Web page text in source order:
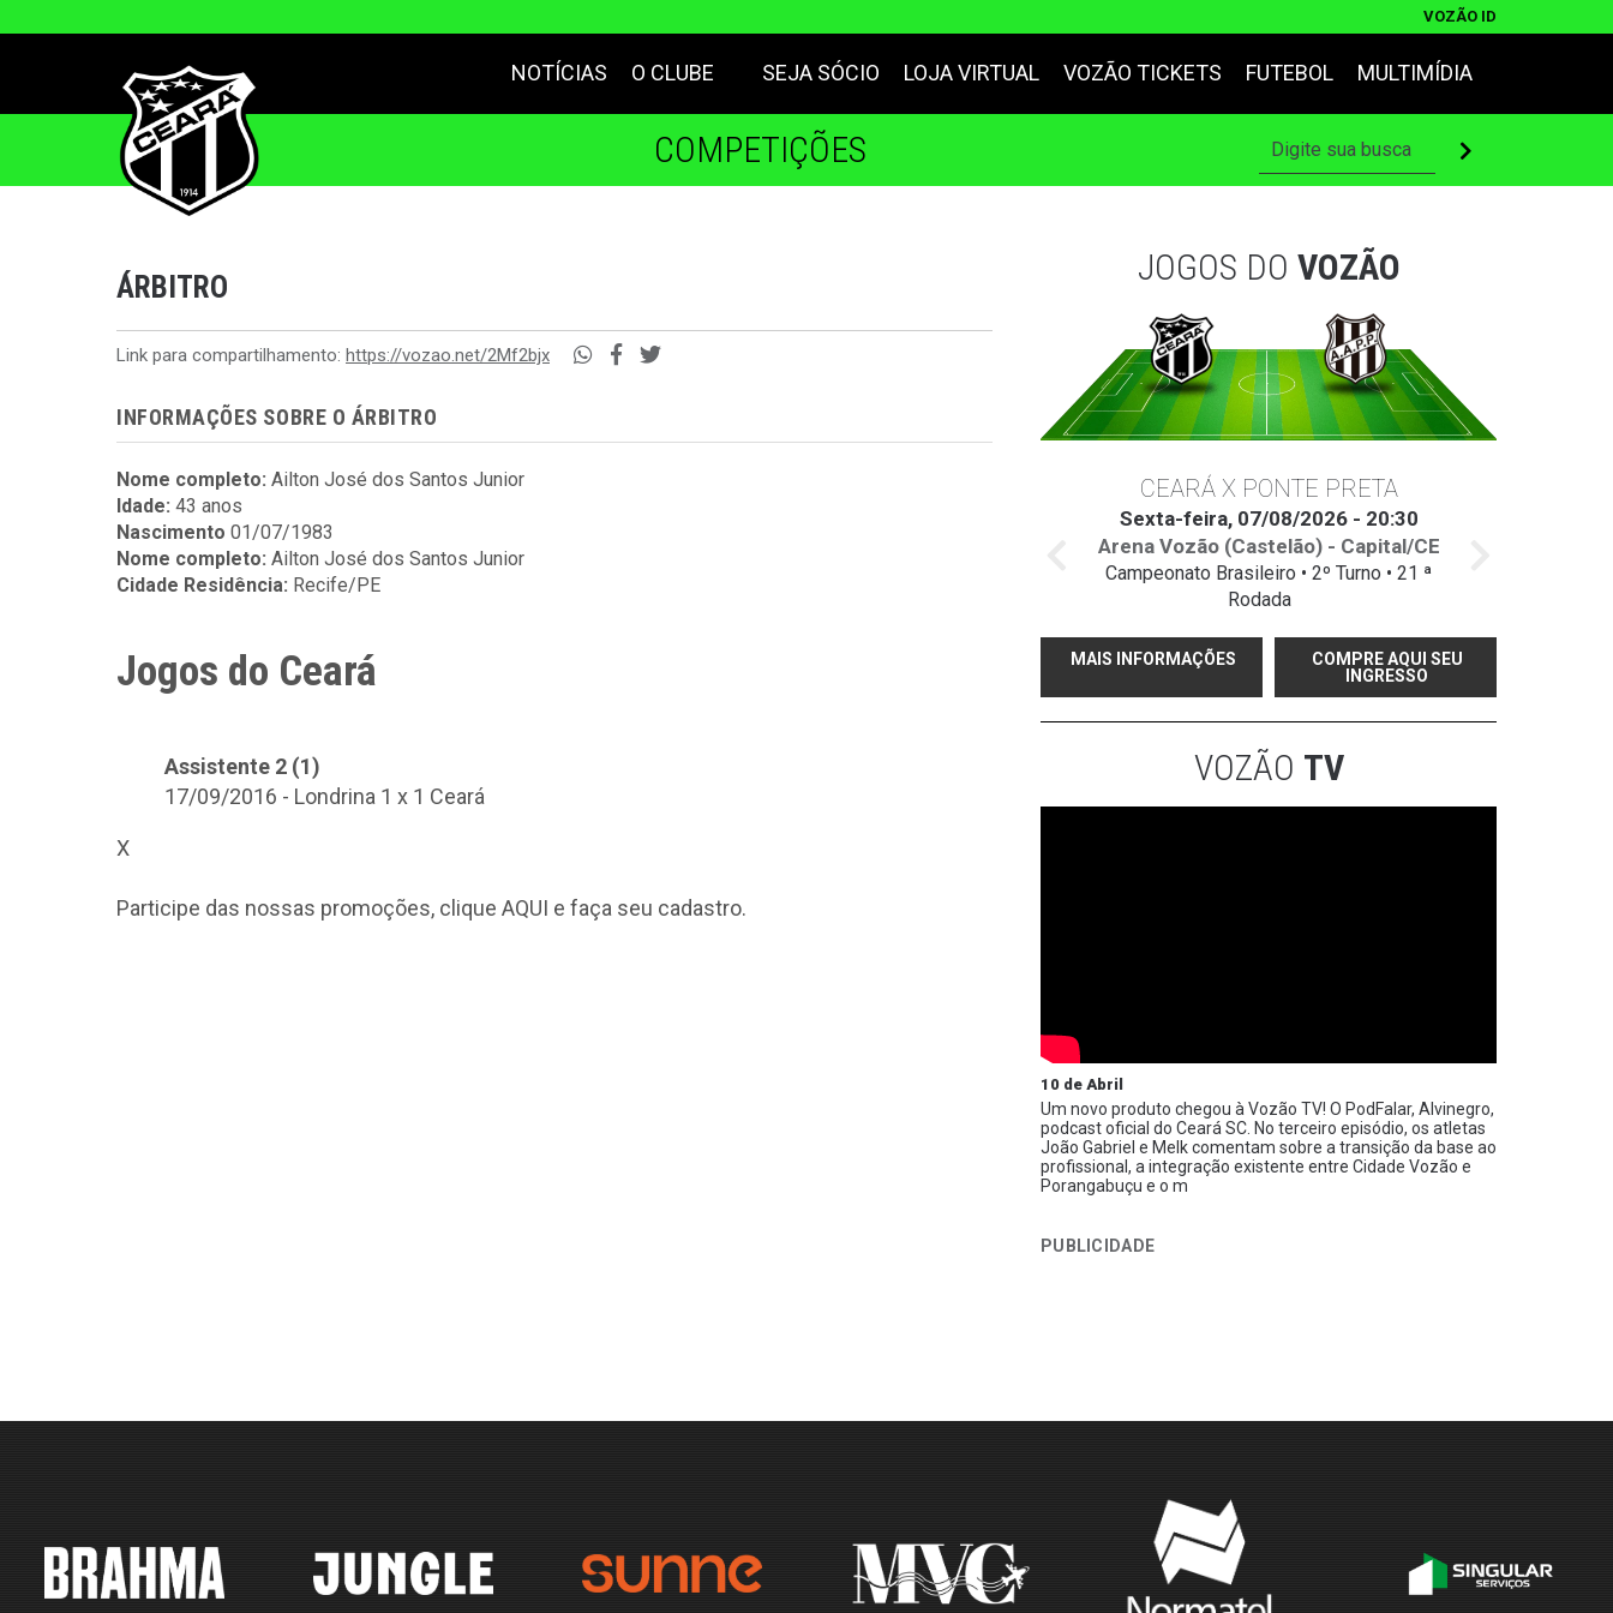
VOZÃO ID
NOTÍCIAS O CLUBE SEJA SÓCIO LOJA VIRTUAL VOZÃO TICKETS FUTEBOL MULTIMÍDIA
COMPETIÇÕES
ÁRBITRO
Link para compartilhamento: https://vozao.net/2Mf2bjx
INFORMAÇÕES SOBRE O ÁRBITRO
Nome completo: Ailton José dos Santos Junior
Idade: 43 anos
Nascimento 01/07/1983
Nome completo: Ailton José dos Santos Junior
Cidade Residência: Recife/PE
Jogos do Ceará
Assistente 2 (1)
17/09/2016 - Londrina 1 x 1 Ceará
X
Participe das nossas promoções, clique AQUI e faça seu cadastro.
JOGOS DO VOZÃO
CEARÁ X PONTE PRETA
Sexta-feira, 07/08/2026 - 20:30
Arena Vozão (Castelão) - Capital/CE
Campeonato Brasileiro • 2º Turno • 21 ª
Rodada
MAIS INFORMAÇÕES
COMPRE AQUI SEU
INGRESSO
VOZÃO TV
10 de Abril
Um novo produto chegou à Vozão TV! O PodFalar, Alvinegro,
podcast oficial do Ceará SC. No terceiro episódio, os atletas
João Gabriel e Melk comentam sobre a transição da base ao
profissional, a integração existente entre Cidade Vozão e
Porangabuçu e o m
PUBLICIDADE